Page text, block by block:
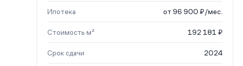
Ипотека от 96 900 ₽/мес.
Стоимость м² 192 181 ₽
Срок сдачи 2024